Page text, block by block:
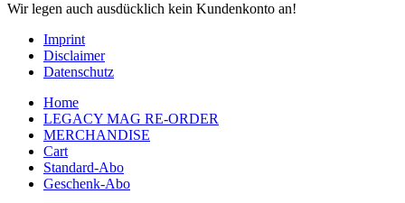
Wir legen auch ausdücklich kein Kundenkonto an!
Imprint
Disclaimer
Datenschutz
Home
LEGACY MAG RE-ORDER
MERCHANDISE
Cart
Standard-Abo
Geschenk-Abo